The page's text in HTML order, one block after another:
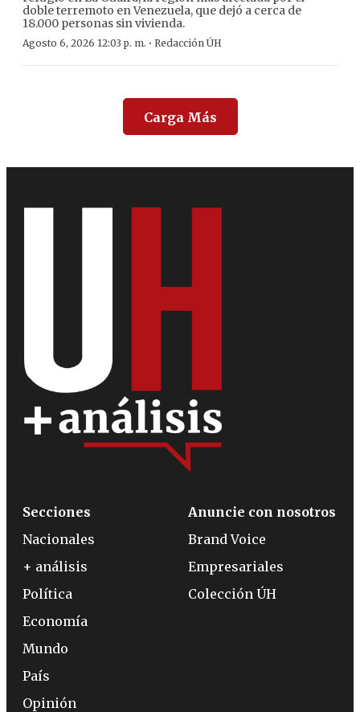
doble terremoto en Venezuela, que dejó a cerca de
18.000 personas sin vivienda.
Agosto 6, 2026 12:03 p. m. · Redacción ÚH
Carga Más
Secciones
Nacionales
+ análisis
Política
Economía
Mundo
País
Opinión
Anuncie con nosotros
Brand Voice
Empresariales
Colección ÚH